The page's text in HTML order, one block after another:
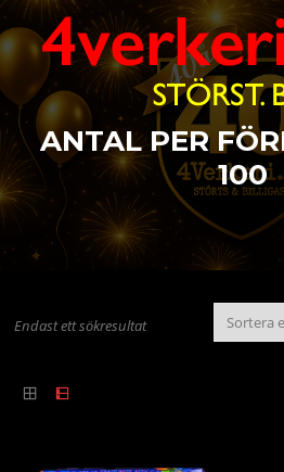
Hoppa
till
innehåll
ANTAL PER
100
Endast ett sökresultat